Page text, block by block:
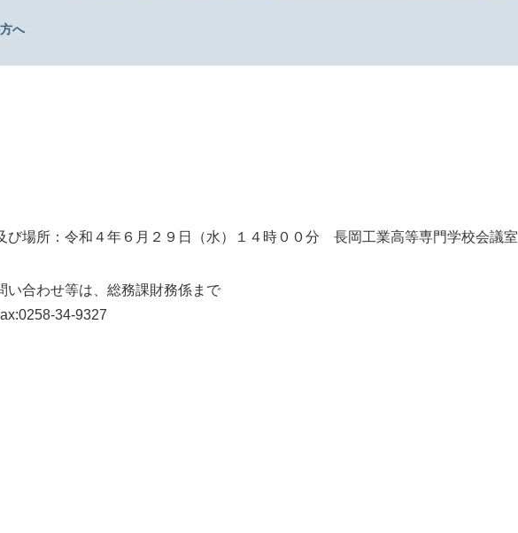
へ
び場所：令和４年６月２９日（水）１４時００分 長岡工業高等専門学校会議室
い合わせ等は、総務課財務係まで
34-9327